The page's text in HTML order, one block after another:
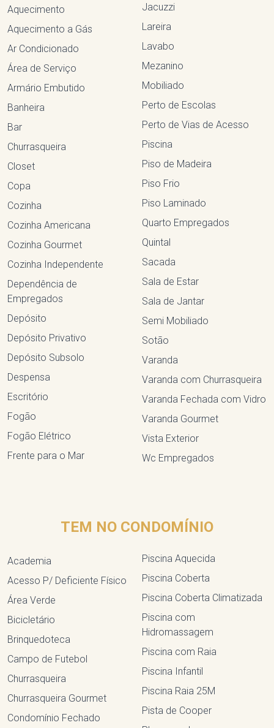
Aquecimento
Aquecimento a Gás
Ar Condicionado
Área de Serviço
Armário Embutido
Banheira
Bar
Churrasqueira
Closet
Copa
Cozinha
Cozinha Americana
Cozinha Gourmet
Cozinha Independente
Dependência de
Empregados
Depósito
Depósito Privativo
Depósito Subsolo
Despensa
Escritório
Fogão
Fogão Elétrico
Frente para o Mar
Jacuzzi
Lareira
Lavabo
Mezanino
Mobiliado
Perto de Escolas
Perto de Vias de Acesso
Piscina
Piso de Madeira
Piso Frio
Piso Laminado
Quarto Empregados
Quintal
Sacada
Sala de Estar
Sala de Jantar
Semi Mobiliado
Sotão
Varanda
Varanda com Churrasqueira
Varanda Fechada com Vidro
Varanda Gourmet
Vista Exterior
Wc Empregados
TEM NO CONDOMÍNIO
Academia
Acesso P/ Deficiente Físico
Área Verde
Bicicletário
Brinquedoteca
Campo de Futebol
Churrasqueira
Churrasqueira Gourmet
Condomínio Fechado
Piscina Aquecida
Piscina Coberta
Piscina Coberta Climatizada
Piscina com
Hidromassagem
Piscina com Raia
Piscina Infantil
Piscina Raia 25M
Pista de Cooper